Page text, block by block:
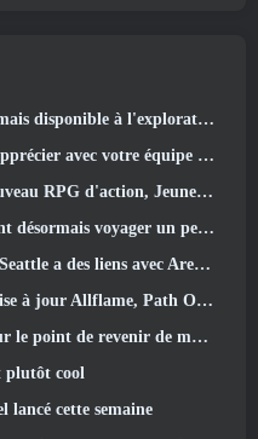
dans Old School RuneScape
avec votre équipe (2026)
d'action, Jeune gardienne
un peu dans le temps… en guise de régal
Alors bien sûr, ils l’ajoutent à Guild Wars 2
plusieurs changements basés sur les commentaires
revenir de manière choquante
plutôt cool
cette semaine